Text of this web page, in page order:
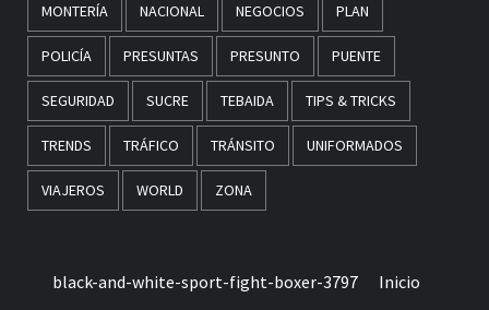
MONTERÍA NACIONAL NEGOCIOS PLAN
POLICÍA PRESUNTAS PRESUNTO PUENTE
SEGURIDAD SUCRE TEBAIDA TIPS & TRICKS
TRENDS TRÁFICO TRÁNSITO UNIFORMADOS
VIAJEROS WORLD ZONA
black-and-white-sport-fight-boxer-3797 Inicio